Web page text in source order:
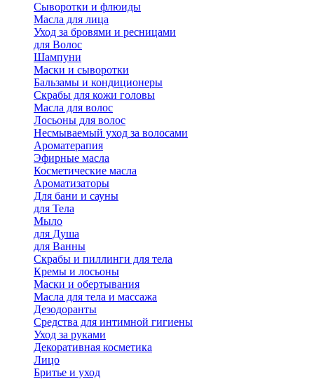
Сыворотки и флюиды
Масла для лица
Уход за бровями и ресницами
для Волос
Шампуни
Маски и сыворотки
Бальзамы и кондиционеры
Скрабы для кожи головы
Масла для волос
Лосьоны для волос
Несмываемый уход за волосами
Ароматерапия
Эфирные масла
Косметические масла
Ароматизаторы
Для бани и сауны
для Тела
Мыло
для Душа
для Ванны
Скрабы и пиллинги для тела
Кремы и лосьоны
Маски и обертывания
Масла для тела и массажа
Дезодоранты
Средства для интимной гигиены
Уход за руками
Декоративная косметика
Лицо
Бритье и уход